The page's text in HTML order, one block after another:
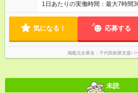
1日あたりの実働時間：最大7時間
分 or 1時間 週4日～OK 1日5時間～OK 【1日のスケジュー
11:00～14：00頃 休憩 休憩から1
終了
気になる！ 応募する
掲載元企業名 千代田創業支援パ
未読